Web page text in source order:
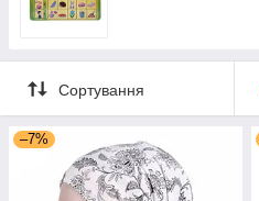
Сортування
–7%